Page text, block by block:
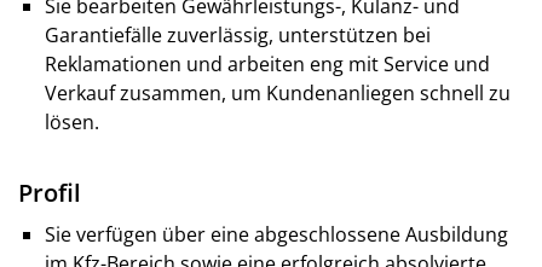
Sie bearbeiten Gewährleistungs-, Kulanz- und
Garantiefälle zuverlässig, unterstützen bei
Reklamationen und arbeiten eng mit Service und
Verkauf zusammen, um Kundenanliegen schnell zu
lösen.
Profil
Sie verfügen über eine abgeschlossene Ausbildung